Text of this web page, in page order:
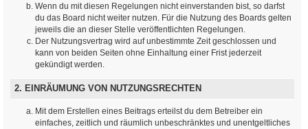
Wenn du mit diesen Regelungen nicht einverstanden bist, so darfst
du das Board nicht weiter nutzen. Für die Nutzung des Boards gelten
jeweils die an dieser Stelle veröffentlichten Regelungen.
Der Nutzungsvertrag wird auf unbestimmte Zeit geschlossen und
kann von beiden Seiten ohne Einhaltung einer Frist jederzeit
gekündigt werden.
2. EINRÄUMUNG VON NUTZUNGSRECHTEN
Mit dem Erstellen eines Beitrags erteilst du dem Betreiber ein
einfaches, zeitlich und räumlich unbeschränktes und unentgeltliches